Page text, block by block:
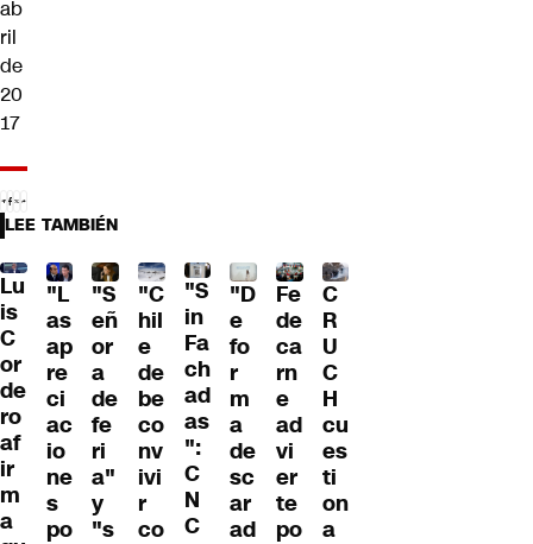
ab
ril
de
20
17
LEE TAMBIÉN
Lu
is
C
or
de
ro
af
ir
m
a
"L
as
ap
re
ci
ac
io
ne
s
po
"S
eñ
or
a
de
fe
ri
a"
y
"s
"C
hil
e
de
be
co
nv
ivi
r
co
"S
in
Fa
ch
ad
as
":
C
N
C
"D
e
fo
r
m
a
de
sc
ar
ad
Fe
de
ca
rn
e
ad
vi
er
te
po
C
R
U
C
H
cu
es
ti
on
a